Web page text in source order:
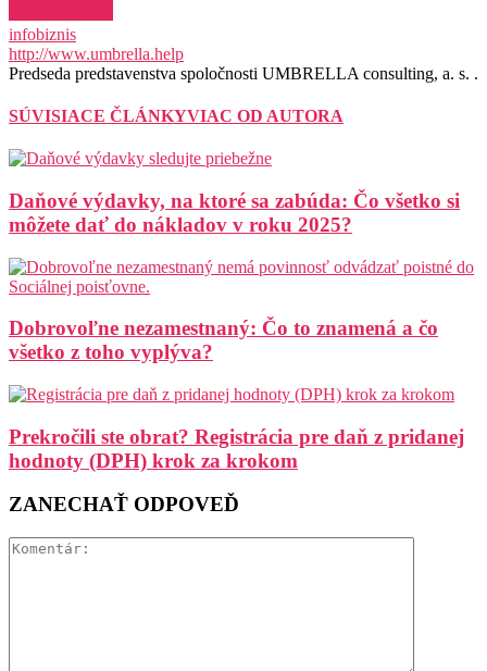
infobiznis
http://www.umbrella.help
Predseda predstavenstva spoločnosti UMBRELLA consulting, a. s. .
SÚVISIACE ČLÁNKYVIAC OD AUTORA
Daňové výdavky, na ktoré sa zabúda: Čo všetko si
môžete dať do nákladov v roku 2025?
Dobrovoľne nezamestnaný: Čo to znamená a čo
všetko z toho vyplýva?
Prekročili ste obrat? Registrácia pre daň z pridanej
hodnoty (DPH) krok za krokom
ZANECHAŤ ODPOVEĎ